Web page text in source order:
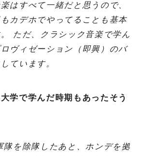
はすべて一緒だと思うので、
カデホでやってることも基本
ただ、クラシック音楽で学ん
ヴィゼーション（即興）のバ
ています。
学で学んだ時期もあったそう
隊を除隊したあと、ホンデを拠